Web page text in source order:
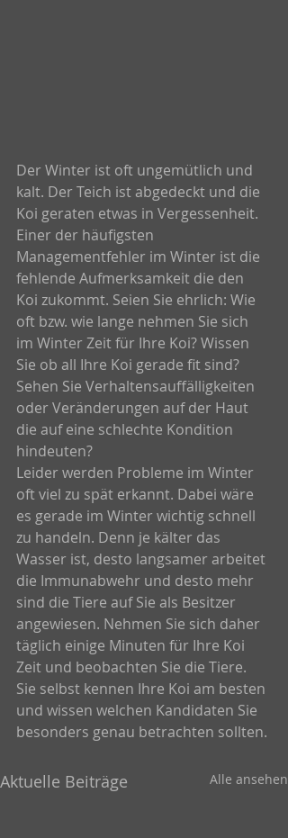
Der Winter ist oft ungemütlich und
kalt. Der Teich ist abgedeckt und die
Koi geraten etwas in Vergessenheit.
Einer der häufigsten
Managementfehler im Winter ist die
fehlende Aufmerksamkeit die den
Koi zukommt. Seien Sie ehrlich: Wie
oft bzw. wie lange nehmen Sie sich
im Winter Zeit für Ihre Koi? Wissen
Sie ob all Ihre Koi gerade fit sind?
Sehen Sie Verhaltensauffälligkeiten
oder Veränderungen auf der Haut
die auf eine schlechte Kondition
hindeuten?
Leider werden Probleme im Winter
oft viel zu spät erkannt. Dabei wäre
es gerade im Winter wichtig schnell
zu handeln. Denn je kälter das
Wasser ist, desto langsamer arbeitet
die Immunabwehr und desto mehr
sind die Tiere auf Sie als Besitzer
angewiesen. Nehmen Sie sich daher
täglich einige Minuten für Ihre Koi
Zeit und beobachten Sie die Tiere.
Sie selbst kennen Ihre Koi am besten
und wissen welchen Kandidaten Sie
besonders genau betrachten sollten.
Aktuelle Beiträge Alle ansehen